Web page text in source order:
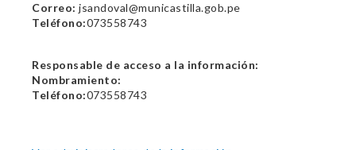
Correo: jsandoval@municastilla.gob.pe
Teléfono:073558743
Responsable de acceso a la información:
Nombramiento:
Teléfono:073558743